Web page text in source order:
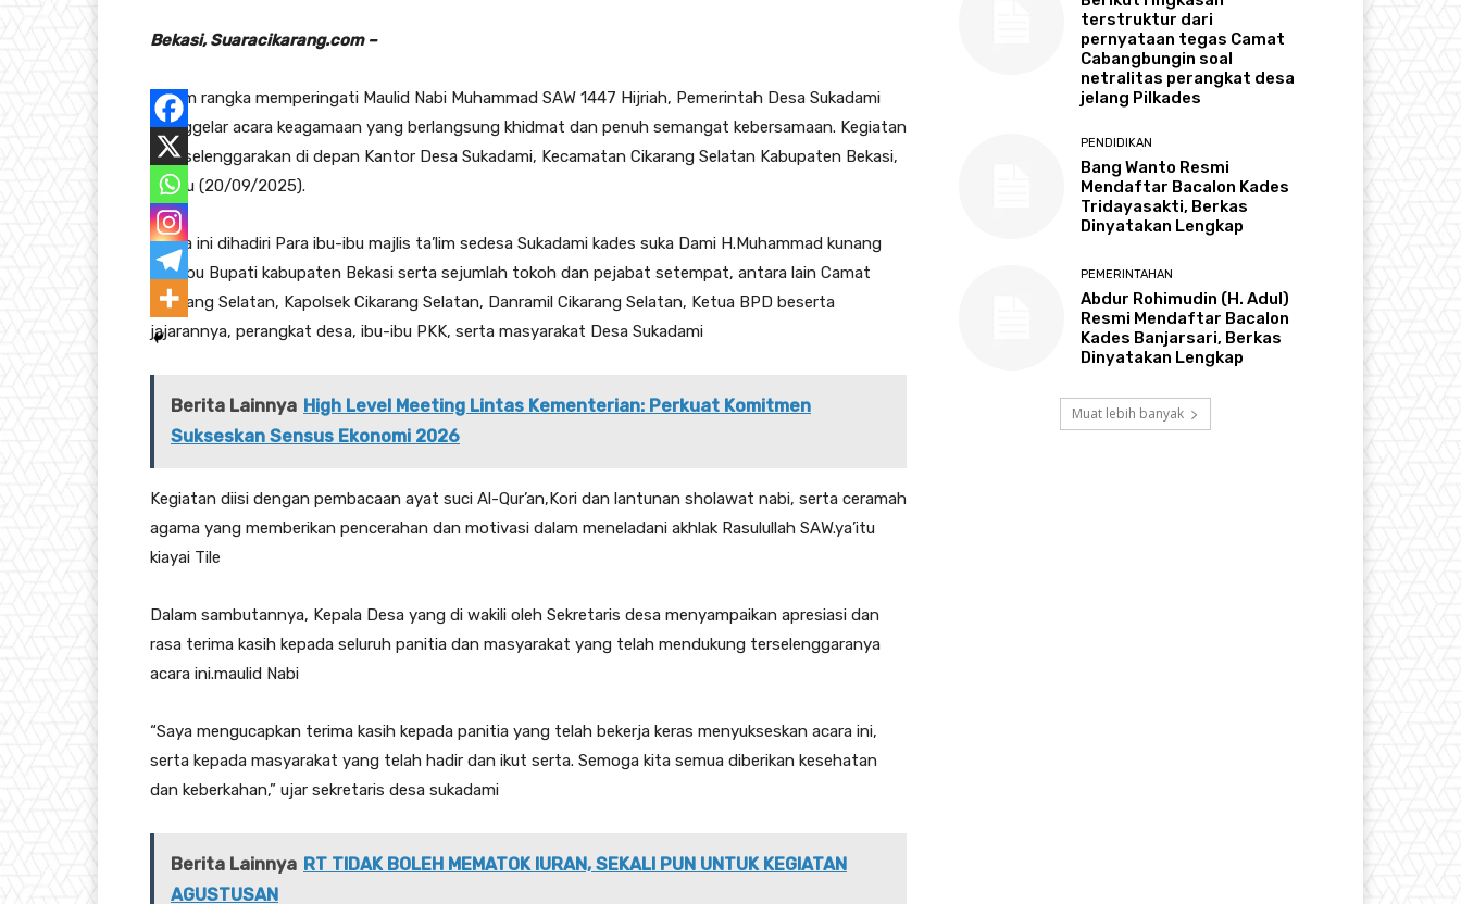
Bekasi, Suaracikarang.com –
Dalam rangka memperingati Maulid Nabi Muhammad SAW 1447 Hijriah, Pemerintah Desa Sukadami
menggelar acara keagamaan yang berlangsung khidmat dan penuh semangat kebersamaan. Kegiatan
ini diselenggarakan di depan Kantor Desa Sukadami, Kecamatan Cikarang Selatan Kabupaten Bekasi,
Sabtu (20/09/2025).
Acara ini dihadiri Para ibu-ibu majlis ta’lim sedesa Sukadami kades suka Dami H.Muhammad kunang
dan ibu Bupati kabupaten Bekasi serta sejumlah tokoh dan pejabat setempat, antara lain Camat
Cikarang Selatan, Kapolsek Cikarang Selatan, Danramil Cikarang Selatan, Ketua BPD beserta
jajarannya, perangkat desa, ibu-ibu PKK, serta masyarakat Desa Sukadami
Berita Lainnya High Level Meeting Lintas Kementerian: Perkuat Komitmen
Sukseskan Sensus Ekonomi 2026
Kegiatan diisi dengan pembacaan ayat suci Al-Qur’an,Kori dan lantunan sholawat nabi, serta ceramah
agama yang memberikan pencerahan dan motivasi dalam meneladani akhlak Rasulullah SAW.ya’itu
kiayai Tile
Dalam sambutannya, Kepala Desa yang di wakili oleh Sekretaris desa menyampaikan apresiasi dan
rasa terima kasih kepada seluruh panitia dan masyarakat yang telah mendukung terselenggaranya
acara ini.maulid Nabi
“Saya mengucapkan terima kasih kepada panitia yang telah bekerja keras menyukseskan acara ini,
serta kepada masyarakat yang telah hadir dan ikut serta. Semoga kita semua diberikan kesehatan
dan keberkahan,” ujar sekretaris desa sukadami
Berita Lainnya RT TIDAK BOLEH MEMATOK IURAN, SEKALI PUN UNTUK KEGIATAN
AGUSTUSAN
terstruktur dari
pernyataan tegas Camat
Cabangbungin soal
netralitas perangkat desa
jelang Pilkades
PENDIDIKAN
Bang Wanto Resmi
Mendaftar Bacalon Kades
Tridayasakti, Berkas
Dinyatakan Lengkap
PEMERINTAHAN
Abdur Rohimudin (H. Adul)
Resmi Mendaftar Bacalon
Kades Banjarsari, Berkas
Dinyatakan Lengkap
Muat lebih banyak